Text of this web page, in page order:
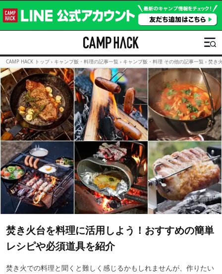
CAMP HACK トップ › キャンプ飯・料理の記事一覧 › キャンプ飯・料理 その他の記事一覧 › 焚き
焚き火台を料理に活用しよう！おすすめの簡単
レシピや必須道具を紹介
焚き火での料理と聞くと難しく感じるかもしれませんが、作りたい